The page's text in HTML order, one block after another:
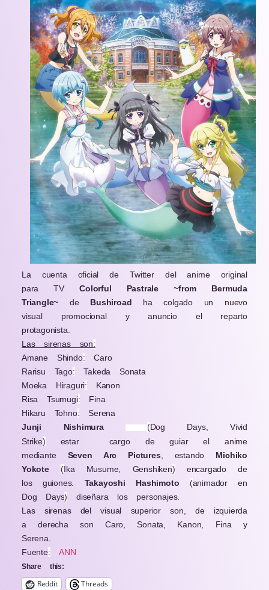
La cuenta oficial de Twitter del anime original
para TVColorful Pastrale~from Bermuda
Triangle~ de Bushiroad ha colgado un nuevo
visual promocional y anuncio el reparto
protagonista.
Las sirenas son:
Amane Shindo: Caro
Rarisu Tago: Takeda Sonata
Moeka Hiraguri: Kanon
Risa Tsumugi: Fina
Hikaru Tohno: Serena
Junji Nishimura
(Dog Days, Vivid
Strike) estar cargo de guiar el anime
mediante Seven Arc Pictures , estando Michiko
Yokote
(Ika Musume, Genshiken) encargado de
los guiones. Takayoshi Hashimoto (animador en
Dog Days) diseñara los personajes.
Las sirenas del visual superior son, de izquierda
a derecha son Caro, Sonata, Kanon, Fina y
Serena.
Fuente: ANN
Share this:
Reddit Threads